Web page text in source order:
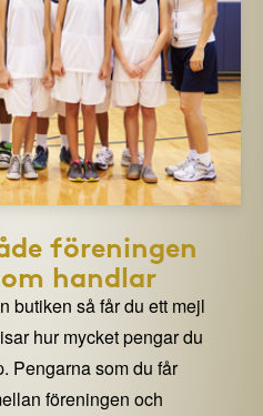
föreningen
handlar
butiken så får du ett mejl
hur mycket pengar du
Pengarna som du får
föreningen och